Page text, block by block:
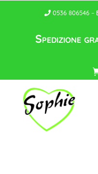
0536 806546 –
Spedizione